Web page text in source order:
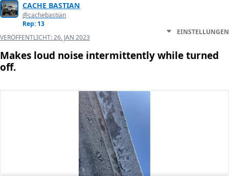
CACHE BASTIAN
@cachebastian
Rep: 13
VERÖFFENTLICHT:26. JAN 2023
EINSTELLUNGEN
Makes loud noise intermittently while turned
off.